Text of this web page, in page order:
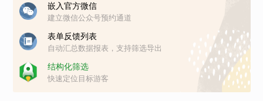
嵌入官方微信
建立微信公众号预约通道
表单反馈列表
自动汇总数据报表，支持筛选导出
结构化筛选
快速定位目标游客